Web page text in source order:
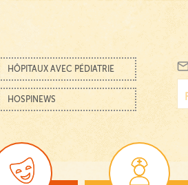
HÔPITAUX AVEC PÉDIATRIE
HOSPINEWS